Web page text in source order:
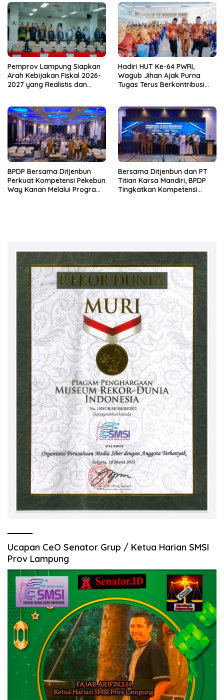
dari Desa
Pemprov Lampung Siapkan
Arah Kebijakan Fiskal 2026-
2027 yang Realistis dan
Hadiri HUT Ke-64 PWRI,
Wagub Jihan Ajak Purna
Tugas Terus Berkontribusi
BPDP Bersama Ditjenbun
Perkuat Kompetensi Pekebun
Way Kanan Melalui Program
Bersama Ditjenbun dan PT
Titian Karsa Mandiri, BPDP
Tingkatkan Kompetensi
Ucapan CeO Senator Grup / Ketua Harian SMSI
Prov Lampung